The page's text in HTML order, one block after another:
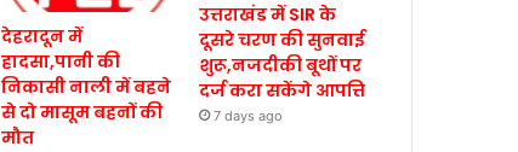
देहरादून में
हादसा,पानी की
निकासी नाली में बहने
से दो मासूम बहनों की
मौत
उत्तराखंड में SIR के
दूसरे चरण की सुनवाई
शुरू,नजदीकी बूथों पर
दर्ज करा सकेंगे आपत्ति
7 days ago